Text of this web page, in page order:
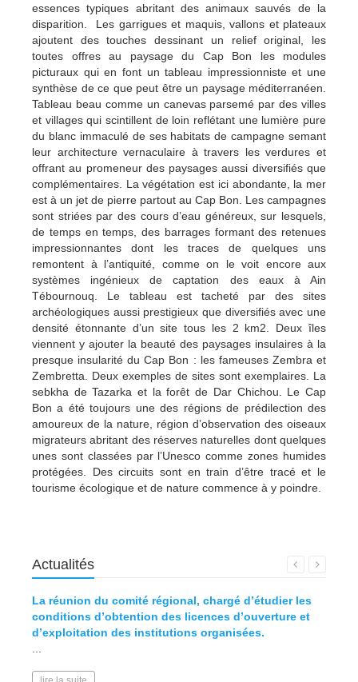
essences typiques abritant des animaux sauvés de la
disparition. Les garrigues et maquis, vallons et plateaux
ajoutent des touches dessinant un relief original, les
toutes offres au paysage du Cap Bon les modules
picturaux qui en font un tableau impressionniste et une
synthèse de ce que peut être un paysage méditerranéen.
Tableau beau comme un canevas parsemé par des villes
et villages qui scintillent de loin reflétant une lumière pure
du blanc immaculé de ses habitats de campagne semant
leur architecture vernaculaire à travers les verdures et
offrant au promeneur des paysages aussi diversifiés que
complémentaires. La végétation est ici abondante, la mer
est à un jet de pierre partout au Cap Bon. Les campagnes
sont striées par des cours d’eau généreux, sur lesquels,
de temps en temps, des barrages formant des retenues
impressionnantes dont les traces de quelques uns
remontent à l’antiquité, comme on le voit encore aux
systèmes ingénieux de captation des eaux à Ain
Tébournouq. Le tableau est tacheté par des sites
archéologiques aussi prestigieux que diversifiés avec une
densité étonnante d’un site tous les 2 km2. Deux îles
viennent y ajouter la beauté des paysages insulaires à la
presque insularité du Cap Bon : les fameuses Zembra et
Zembretta. Deux exemples de sites sont exemplaires. La
sebkha de Tazarka et la forêt de Dar Chichou. Le Cap
Bon a été toujours une des régions de prédilection des
amoureux de la nature, région d’observation des oiseaux
migrateurs abritant des réserves naturelles dont quelques
unes sont classées par l’Unesco comme zones humides
protégées. Des circuits sont en train d’être tracé et le
tourisme écologique et de nature commence à y poindre.
Actualités
La réunion du comité régional, chargé d’étudier les
conditions d’obtention des licences d’ouverture et
d’exploitation des institutions organisées.
...